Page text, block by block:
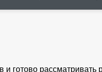
готово